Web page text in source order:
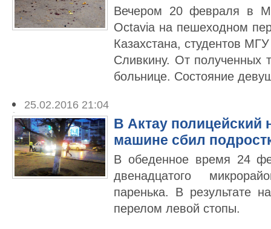
Вечером 20 февраля в
Octavia на пешеходном
Казахстана, студентов
Сливкину. От полученных
больнице. Состояние
25.02.2016 21:04
В Актау полицейский
машине сбил
В обеденное время 24
двенадцатого
паренька. В результате
перелом левой стопы.